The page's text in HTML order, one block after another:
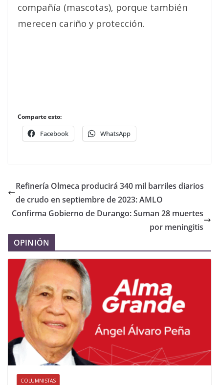
compañía (mascotas), porque también
merecen cariño y protección.
Comparte esto:
Facebook WhatsApp
Refinería Olmeca producirá 340 mil barriles diarios
de crudo en septiembre de 2023: AMLO
Confirma Gobierno de Durango: Suman 28 muertes
por meningitis
OPINIÓN
COLUMNISTAS